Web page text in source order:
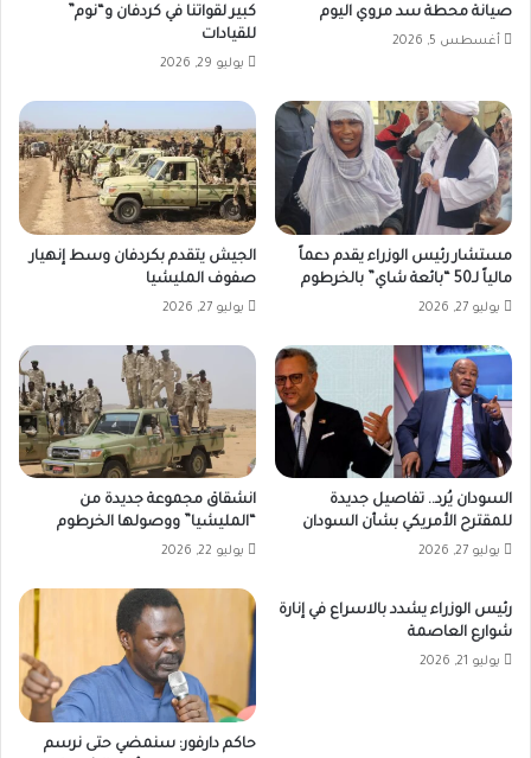
صيانة محطة سد مروي اليوم
أغسطس 5, 2026
كبير لقواتنا في كردفان و“نوم”
للقيادات
يوليو 29, 2026
مستشار رئيس الوزراء يقدم دعماً
مالياً لـ50 “بائعة شاي” بالخرطوم
يوليو 27, 2026
الجيش يتقدم بكردفان وسط إنهيار
صفوف المليشيا
يوليو 27, 2026
السودان يُرد.. تفاصيل جديدة
للمقترح الأمريكي بشأن السودان
يوليو 27, 2026
انشقاق مجموعة جديدة من
“المليشيا” ووصولها الخرطوم
يوليو 22, 2026
رئيس الوزراء يشدد بالاسراع في إنارة
شوارع العاصمة
يوليو 21, 2026
حاكم دارفور: سنمضي حتى نرسم